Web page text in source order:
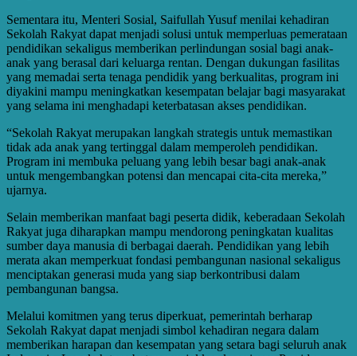
Sementara itu, Menteri Sosial, Saifullah Yusuf menilai kehadiran
Sekolah Rakyat dapat menjadi solusi untuk memperluas pemerataan
pendidikan sekaligus memberikan perlindungan sosial bagi anak-
anak yang berasal dari keluarga rentan. Dengan dukungan fasilitas
yang memadai serta tenaga pendidik yang berkualitas, program ini
diyakini mampu meningkatkan kesempatan belajar bagi masyarakat
yang selama ini menghadapi keterbatasan akses pendidikan.
“Sekolah Rakyat merupakan langkah strategis untuk memastikan
tidak ada anak yang tertinggal dalam memperoleh pendidikan.
Program ini membuka peluang yang lebih besar bagi anak-anak
untuk mengembangkan potensi dan mencapai cita-cita mereka,”
ujarnya.
Selain memberikan manfaat bagi peserta didik, keberadaan Sekolah
Rakyat juga diharapkan mampu mendorong peningkatan kualitas
sumber daya manusia di berbagai daerah. Pendidikan yang lebih
merata akan memperkuat fondasi pembangunan nasional sekaligus
menciptakan generasi muda yang siap berkontribusi dalam
pembangunan bangsa.
Melalui komitmen yang terus diperkuat, pemerintah berharap
Sekolah Rakyat dapat menjadi simbol kehadiran negara dalam
memberikan harapan dan kesempatan yang setara bagi seluruh anak